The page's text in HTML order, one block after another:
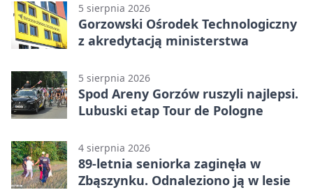
5 sierpnia 2026
Gorzowski Ośrodek Technologiczny
z akredytacją ministerstwa
5 sierpnia 2026
Spod Areny Gorzów ruszyli najlepsi.
Lubuski etap Tour de Pologne
4 sierpnia 2026
89-letnia seniorka zaginęła w
Zbąszynku. Odnaleziono ją w lesie